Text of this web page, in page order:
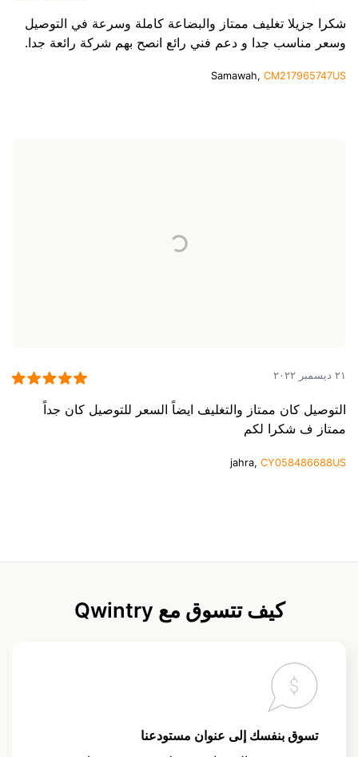
شكرا جزيلا تغليف ممتاز والبضاعة كاملة وسرعة في التوصيل
وسعر مناسب جدا و دعم فني رائع انصح بهم شركة رائعة جدا.
Samawah, CM217965747US
٢١ ديسمبر ٢٠٢٢
التوصيل كان ممتاز والتغليف ايضاً السعر للتوصيل كان جداً
ممتاز ف شكرا لكم
jahra, CY058486688US
كيف تتسوق مع Qwintry
تسوق بنفسك إلى عنوان مستودعنا